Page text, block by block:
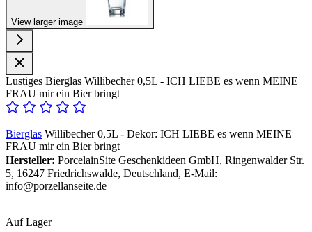
View larger image
Lustiges Bierglas Willibecher 0,5L - ICH LIEBE es wenn MEINE
FRAU mir ein Bier bringt
Bierglas Willibecher 0,5L - Dekor: ICH LIEBE es wenn MEINE
FRAU mir ein Bier bringt
Hersteller: PorcelainSite Geschenkideen GmbH, Ringenwalder Str.
5, 16247 Friedrichswalde, Deutschland, E-Mail:
info@porzellanseite.de
Auf Lager